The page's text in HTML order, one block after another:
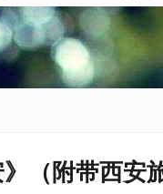
（附带西安